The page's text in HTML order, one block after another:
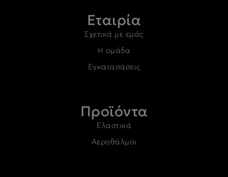
Εταιρία
Σχετικά με εμάς
Η ομάδα
Εγκατασάσεις
Προϊόντα
Ελαστικά
Αεροθάλμοι